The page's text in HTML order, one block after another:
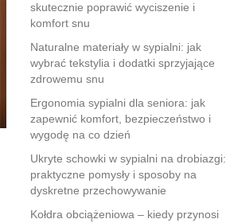
skutecznie poprawić wyciszenie i
komfort snu
Naturalne materiały w sypialni: jak
wybrać tekstylia i dodatki sprzyjające
zdrowemu snu
Ergonomia sypialni dla seniora: jak
zapewnić komfort, bezpieczeństwo i
wygodę na co dzień
Ukryte schowki w sypialni na drobiazgi:
praktyczne pomysły i sposoby na
dyskretne przechowywanie
Kołdra obciążeniowa – kiedy przynosi